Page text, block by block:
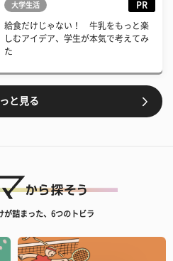
大学生活 PR
給食だけじゃない！ 牛乳をもっと楽
しむアイデア、学生が本気で考えてみ
た
と見る
が詰まった、6つのトビラ